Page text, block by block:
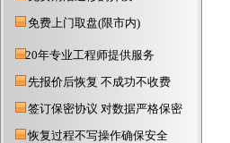
2020春节期间，不放假
2014年清明节正常上班
东莞硬盘数据恢复公司
东莞数据恢复公司
东莞数据恢复中心
免费上门取盘(限市内)
20年专业工程师提供服务
先报价后恢复 不成功不收费
签订保密协议 对数据严格保密
恢复过程不写操作确保安全